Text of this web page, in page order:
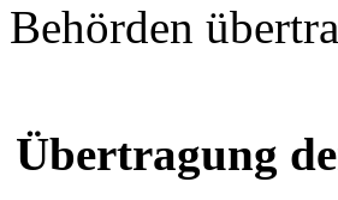
Behörden
Übertragung